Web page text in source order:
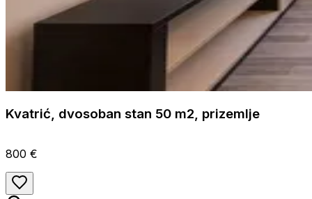
Kvatrić, dvosoban stan 50 m2, prizemlje
800 €